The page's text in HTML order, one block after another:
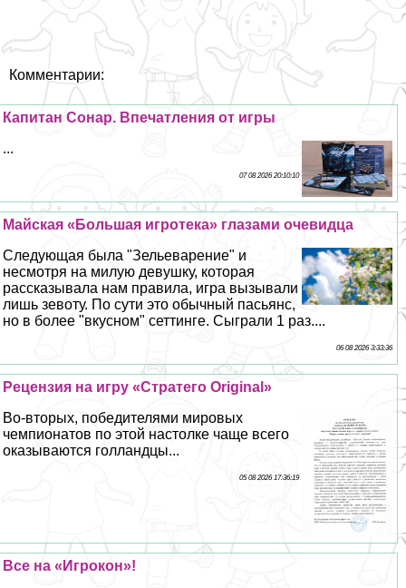
Комментарии:
Капитан Сонар. Впечатления от игры
...
07 08 2026 20:10:10
Майская «Большая игротека» глазами очевидца
Следующая была "Зельеварение" и
несмотря на милую дeвyшку, которая
рассказывала нам правила, игра вызывали
лишь зевоту. По сути это обычный пасьянс,
но в более "вкусном" сеттинге. Сыграли 1 раз....
06 08 2026 3:33:36
Рецензия на игру «Стратего Original»
Во-вторых, победителями мировых
чемпионатов по этой настолке чаще всего
оказываются голландцы...
05 08 2026 17:36:19
Все на «Игрокон»!